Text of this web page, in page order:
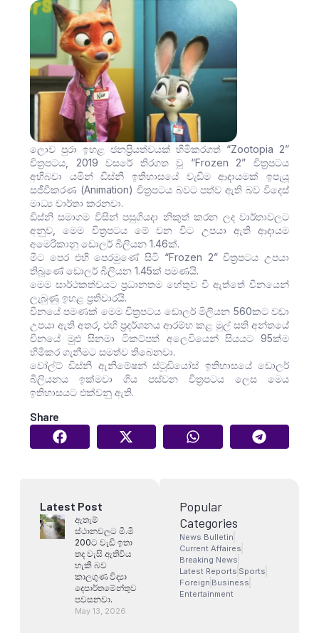
ලොව පුරා ඉහළ ජනප්‍රියත්වයක් හිමිකරගත් “Zootopia 2”
චිත්‍රපටය, 2019 වසරේ තිරගත වූ “Frozen 2” චිත්‍රපටය
අභිබවා යමින් ඩිස්නි ඉතිහාසයේ වැඩිම ආදායමක් ඉපැයූ
සජීවීකරණ (Animation) චිත්‍රපටය බවට පත්ව ඇති බව විදෙස්
මාධ්‍ය වාර්තා කරනවා.
ඩිස්නි සමාගම විසින් පසුගියදා නිකුත් කරන ලද වාර්තාවලට
අනුව, මෙම චිත්‍රපටය මේ වන විට උපයා ඇති ආදායම
අමෙරිකානු ඩොලර් බිලියන 1.46ක්.
මීට පෙර එහි පෙරමුණේ සිටි “Frozen 2” චිත්‍රපටය උපයා
තිබූණේ ඩොලර් බිලියන 1.45ක් පමණයි.
මෙම සාර්ථකත්වයට ප්‍රධානතම හේතුව වී ඇත්තේ චීනයෙන්
ලැබුණු ඉහළ ප්‍රතිචාරයි.
චීනයේ පමණක් මෙම චිත්‍රපටය ඩොලර් මිලියන 560කට වඩා
උපයා ඇති අතර, එහි ප්‍රදර්ශනය ආරම්භ කළ මුල් සති අන්තයේ
චීනයේ මුළු සිනමා ටිකට්පත් අලෙවියෙන් සියයට 95ක්ම
හිමිකර ගැනීමට සමත්ව තිබෙනවා.
වෝල්ට් ඩිස්නි ඇනිමේෂන් ස්ටූඩියෝස් ඉතිහාසයේ ඩොලර්
බිලියනය ඉක්මවා ගිය පස්වන චිත්‍රපටය ලෙස මෙය
ඉතිහාසයට එක්වනු ඇති.
Share
Latest Post
ඇතැම්
ස්ථානවලට මි.මි
200ට වැඩි ඉතා
තද වැසි ඇතිවිය
හැකි බව
කාලගුණ විද්‍යා
දෙපාර්තමේන්තුව
පවසනවා.
May 13, 2026
Popular
Categories
News Bulletin
Current Affaires
Breaking News
Latest Reports Sports
Foreign Business
Entertainment